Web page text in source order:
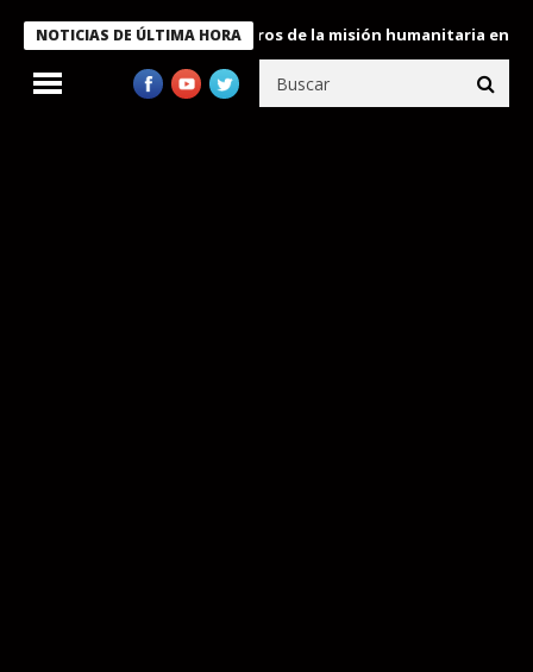
NOTICIAS DE ÚLTIMA HORA
condecora a miembros de la misión humanitaria enviada a